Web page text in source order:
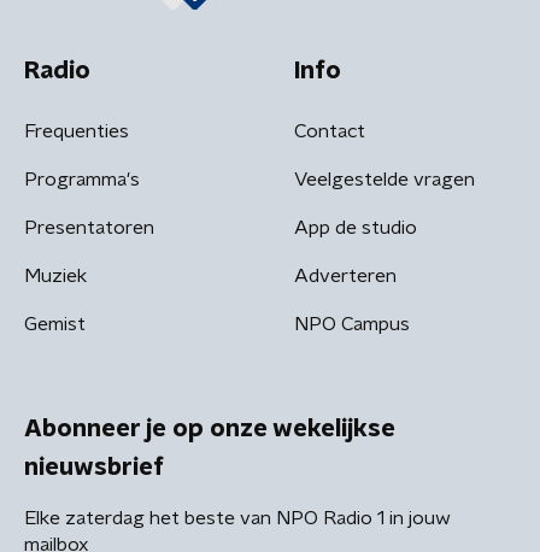
Radio
Frequenties
Programma's
Presentatoren
Muziek
Gemist
Info
Contact
Veelgestelde vragen
App de studio
Adverteren
NPO Campus
Abonneer je op onze wekelijkse
nieuwsbrief
Elke zaterdag het beste van NPO Radio 1 in jouw
mailbox